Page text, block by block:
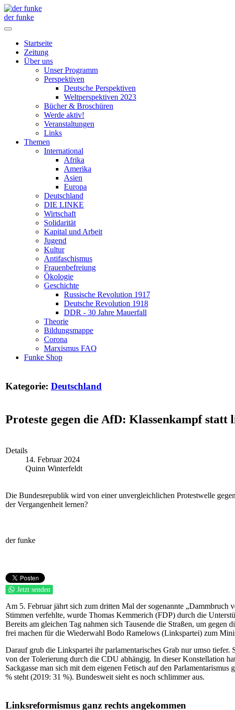
der funke
Startseite
Zeitung
Über uns
Unser Programm
Perspektiven
Deutsche Perspektiven
Weltperspektiven 2023
Bücher & Broschüren
Werde aktiv!
Veranstaltungen
Links
Themen
International
Afrika
Amerika
Asien
Europa
Deutschland
DIE LINKE
Wirtschaft
Solidarität
Kapital und Arbeit
Jugend
Kultur
Antifaschismus
Frauenbefreiung
Ökologie
Geschichte
Russische Revolution 1917
Deutsche Revolution 1918
DDR - 30 Jahre Mauerfall
Theorie
Bildungsmappe
Corona
Marxismus FAQ
Funke Shop
Kategorie: Deutschland
Proteste gegen die AfD: Klassenkampf statt
Details
14. Februar 2024
Quinn Winterfeldt
Die Bundesrepublik wird von einer unvergleichlichen Protestwelle
der Vergangenheit lernen?
der funke
Jetzt senden
Am 5. Februar jährt sich zum dritten Mal der sogenannte
Stimmen verfehlte, wurde Thomas Kemmerich (FDP) durch die
Bereits am gleichen Tag nahmen sich Tausende die Straßen, um
frei machen für die Wiederwahl Bodo Ramelows (Linkspartei) zum
Darauf grub die Linkspartei ihr parlamentarisches Grab nur umso
von der Tolerierung durch die CDU abhängig. In dieser Konstellation
Sackgasse man sich mit dem eigenen Fetisch auf den
% steht (2019: 31 %). Bundesweit sieht es noch schlimmer aus.
Linksreformismus ganz rechts angekommen